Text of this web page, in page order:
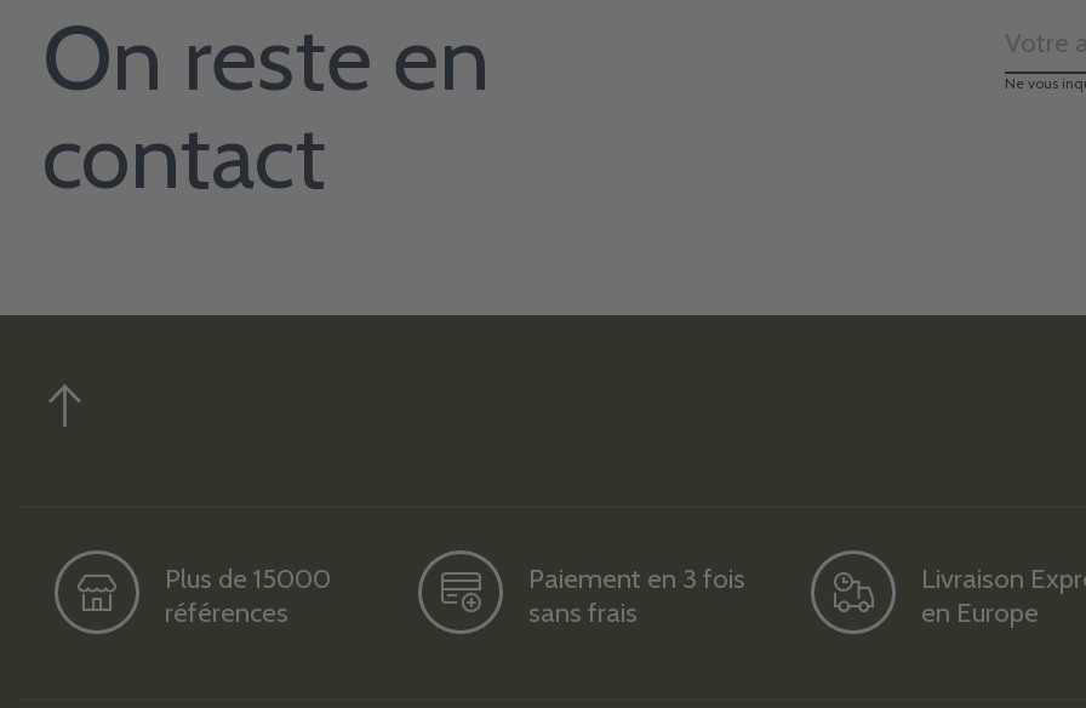
On reste en
contact
Ne vous
Plus de 15000
références
Paiement en 3 fois
sans frais
Livraison
en Europe